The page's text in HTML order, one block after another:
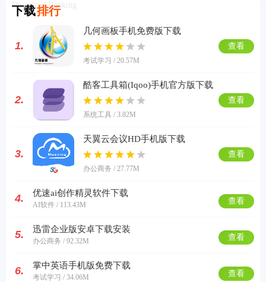
下载排行
Download Ranking
1.
几何画板手机免费版下载
考试学习 / 20.57M
查看
2.
酷客工具箱(Iqoo)手机官方版下载
系统工具 / 3.82M
查看
3.
天翼云会议HD手机版下载
办公商务 / 27.77M
查看
4. 优速ai创作精灵软件下载
AI软件 / 113.43M 查看
5. 迅雷企业版安卓下载安装
办公商务 / 92.32M 查看
6. 掌中英语手机版免费下载
考试学习 / 34.06M 查看